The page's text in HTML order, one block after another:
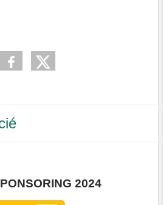
2024